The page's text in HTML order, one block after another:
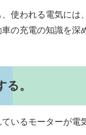
使われる電気には
の充電の知識を深
。
いるモーターが電